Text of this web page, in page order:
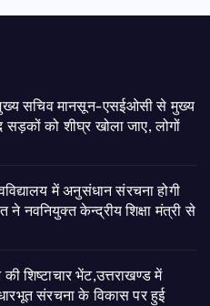
सचिव मानसून-एसईओसी से मुख्य
सड़कों को शीघ्र खोला जाए, लोगों
में अनुसंधान संरचना होगी
ने नवनियुक्त केन्द्रीय शिक्षा मंत्री से
शिष्टाचार भेंट,उत्तराखण्ड में
संरचना के विकास पर हुई